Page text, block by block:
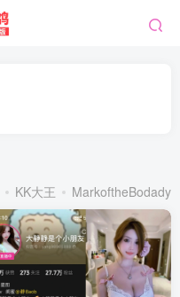
KK大王 MarkoftheBodady